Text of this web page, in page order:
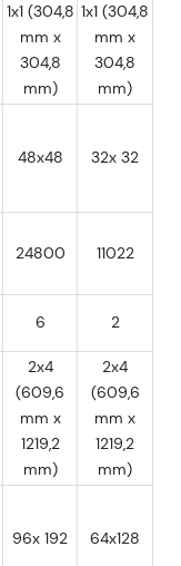
1x1 (304,8
mm x
304,8
mm)
1x1 (304,8
mm x
304,8
mm)
48x48 32x 32
24800 11022
6 2
2x4
(609,6
mm x
1219,2
mm)
2x4
(609,6
mm x
1219,2
mm)
96x 192 64x128